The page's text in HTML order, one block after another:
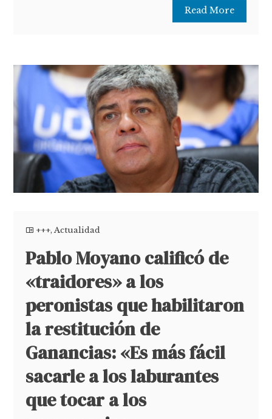
Read More
+++,Actualidad
Pablo Moyano calificó de
«traidores» a los
peronistas que habilitaron
la restitución de
Ganancias: «Es más fácil
sacarle a los laburantes
que tocar a los